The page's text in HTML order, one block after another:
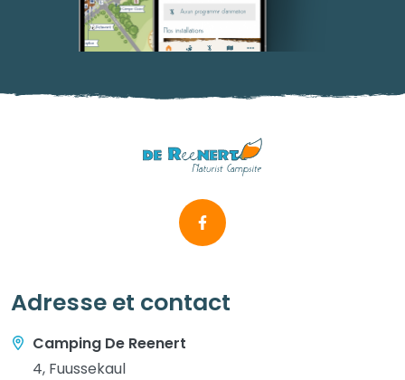
Adresse et contact
Camping De Reenert
4, Fuussekaul